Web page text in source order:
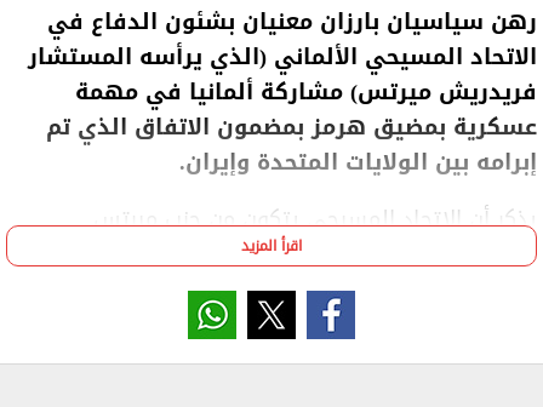
رهن سياسيان بارزان معنيان بشئون الدفاع في
الاتحاد المسيحي الألماني (الذي يرأسه المستشار
فريدريش ميرتس) مشاركة ألمانيا في مهمة
عسكرية بمضيق هرمز بمضمون الاتفاق الذي تم
إبرامه بين الولايات المتحدة وإيران.
يذكر أن الاتحاد المسيحي يتكون من حزب ميرتس
المسيحي الديمقراطي وشقيقه الأصغر الحزب المسيحي
الاجتماعي البافاري؛ ويُعَدُّ هذا الاتحاد هو الشريك الأكبر
في الائتلاف الحاكم في ألمانيا الذي يضم أيضا الحزب
الاشتراكي الديمقراطي.
اقرأ المزيد